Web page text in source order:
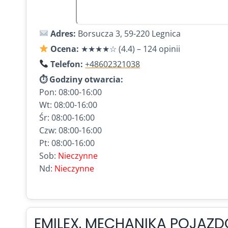
Adres: Borsucza 3, 59-220 Legnica
Ocena: ★★★★☆ (4.4) – 124 opinii
Telefon: +48602321038
⏱ Godziny otwarcia:
Pon: 08:00-16:00
Wt: 08:00-16:00
Śr: 08:00-16:00
Czw: 08:00-16:00
Pt: 08:00-16:00
Sob: Nieczynne
Nd: Nieczynne
EMILEX. MECHANIKA